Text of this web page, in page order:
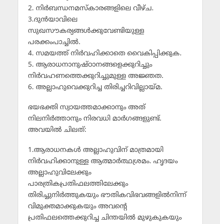
2. നിര്‍ബന്ധനമസ്‌കാരങ്ങളിലെ വീഴ്ച.
3.ദുന്‍യാവിലെ
സുഖസൗകര്യങ്ങള്‍ക്കുവേണ്ടിയുള്ള
പരക്കംപാച്ചില്‍.
4. സമയത്ത് നിര്‍വഹിക്കാതെ വൈകിപ്പിക്കുക.
5. ആരാധനാനുഷ്ഠാനങ്ങളെക്കുറിച്ചും
നിര്‍വഹണത്തെക്കുറിച്ചുമുള്ള അജ്ഞത.
6. അല്ലാഹുവെക്കുറിച്ച തിരിച്ചറിവില്ലായ്മ.
ഭയഭക്തി സ്വായത്തമാക്കാനും അത്
നിലനിര്‍ത്താനും നിരവധി മാര്‍ഗങ്ങളുണ്ട്.
അവയില്‍ ചിലത്:
1.ആരാധനകള്‍ അല്ലാഹുവിന് മാത്രമായി
നിര്‍വഹിക്കാനുള്ള ആത്മാര്‍ത്ഥശ്രമം. ഹൃദയം
അല്ലാഹുവിലേക്കും
പാരത്രികപ്രതിഫലത്തിലേക്കും
തിരിച്ചുനിര്‍ത്തുകയും ഭൗതികവിഭവങ്ങളില്‍നിന്ന്
വിമുക്തമാക്കുകയും അവന്റെ
പ്രതിഫലത്തെക്കുറിച്ച ചിന്തയില്‍ മുഴുകുകയും